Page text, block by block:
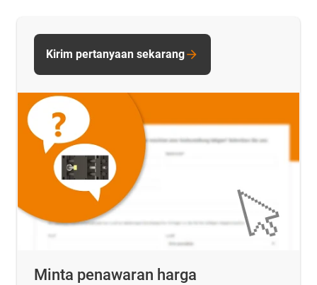
Minta penawaran harga
Kirim pertanyaan sekarang